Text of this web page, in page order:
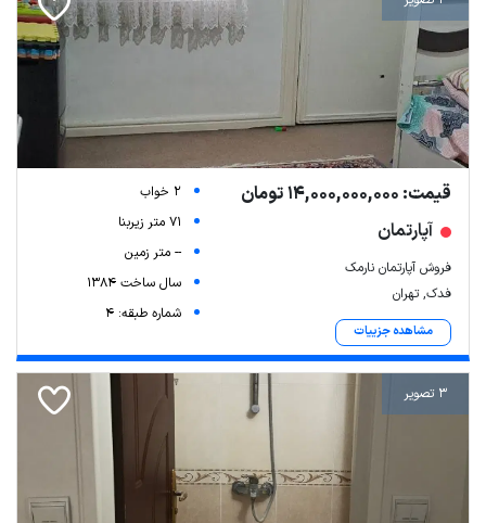
قیمت: 14,000,000,000 تومان
آپارتمان
فروش آپارتمان نارمک
فدک, تهران
مشاهده جزییات
2 خواب
71 متر زیربنا
-- متر زمین
سال ساخت 1384
شماره طبقه: 4
3 تصویر